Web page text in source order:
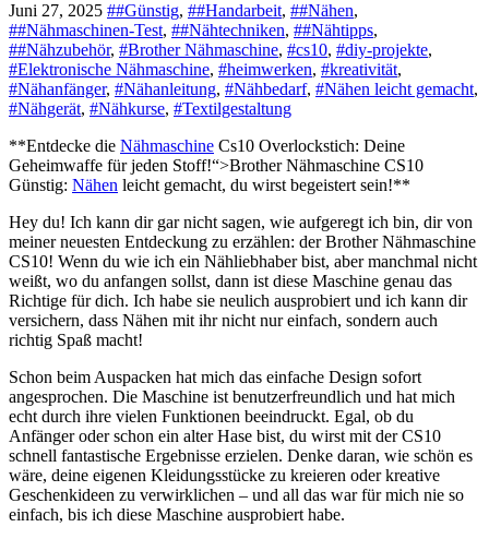
Juni 27, 2025 ##Günstig, ##Handarbeit, ##Nähen,
##Nähmaschinen-Test, ##Nähtechniken, ##Nähtipps,
##Nähzubehör, #Brother Nähmaschine, #cs10, #diy-projekte,
#Elektronische Nähmaschine, #heimwerken, #kreativität,
#Nähanfänger, #Nähanleitung, #Nähbedarf, #Nähen leicht gemacht,
#Nähgerät, #Nähkurse, #Textilgestaltung
**Entdecke die Nähmaschine Cs10 Overlockstich: Deine
Geheimwaffe für jeden Stoff!“>Brother Nähmaschine CS10
Günstig: Nähen leicht gemacht, du wirst begeistert sein!**
Hey du! Ich kann dir gar nicht sagen, wie aufgeregt ich bin, dir von
meiner neuesten Entdeckung zu erzählen: der Brother Nähmaschine
CS10! Wenn du wie ich ein Nähliebhaber bist, aber manchmal nicht
weißt, wo du anfangen sollst, dann ist diese Maschine genau das
Richtige für dich. Ich habe sie neulich ausprobiert und ich kann dir
versichern, dass Nähen mit ihr nicht nur einfach, sondern auch
richtig Spaß macht!
Schon beim Auspacken hat mich das einfache Design sofort
angesprochen. Die Maschine ist benutzerfreundlich und hat mich
echt durch ihre vielen Funktionen beeindruckt. Egal, ob du
Anfänger oder schon ein alter Hase bist, du wirst mit der CS10
schnell fantastische Ergebnisse erzielen. Denke daran, wie schön es
wäre, deine eigenen Kleidungsstücke zu kreieren oder kreative
Geschenkideen zu verwirklichen – und all das war für mich nie so
einfach, bis ich diese Maschine ausprobiert habe.